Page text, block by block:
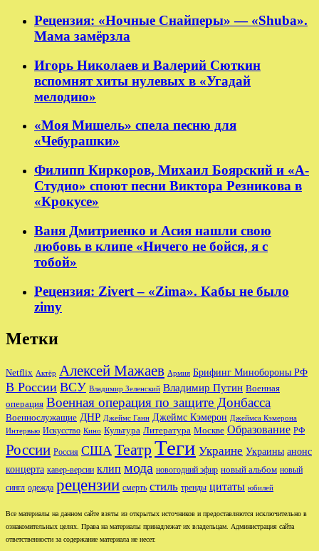
Рецензия: «Ночные Снайперы» — «Shuba».
Мама замёрзла
Игорь Николаев и Валерий Сюткин
вспомнят хиты нулевых в «Угадай
мелодию»
«Моя Мишель» спела песню для
«Чебурашки»
Филипп Киркоров, Михаил Боярский и «А-
Студио» споют песни Виктора Резникова в
«Крокусе»
Ваня Дмитриенко и Асия нашли свою
любовь в клипе «Ничего не бойся, я с
тобой»
Рецензия: Zivert – «Zima». Кабы не было
zimy
Метки
Netflix Актёр Алексей Мажаев Армия Брифинг Минобороны РФ
В России ВСУ Владимир Зеленский Владимир Путин Военная
операция Военная операция по защите Донбасса
Военнослужащие ДНР Джеймс Ганн Джеймс Кэмерон Джеймса Кэмерона
Интервью Искусство Кино Культура Литература Москве Образование РФ
России Россия США ТеатрТеги Украине Украины анонс
концерта кавер-версии клип мода новогодний эфир новый альбом новый
сингл одежда рецензии смерть стиль тренды цитаты юбилей
Все материалы на данном сайте взяты из открытых источников и предоставляются исключительно в
ознакомительных целях. Права на материалы принадлежат их владельцам. Администрация сайта
ответственности за содержание материала не несет.